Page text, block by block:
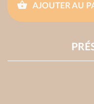
AJOUTER AU